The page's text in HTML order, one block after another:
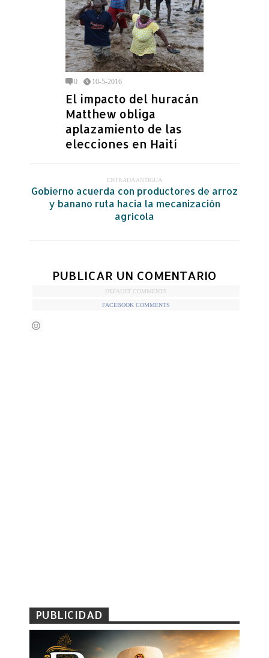
0 10-5-2016
El impacto del huracán
Matthew obliga
aplazamiento de las
elecciones en Haití
ENTRADA ANTIGUA
Gobierno acuerda con productores de arroz
y banano ruta hacia la mecanización
agrícola
PUBLICAR UN COMENTARIO
DEFAULT COMMENTS
FACEBOOK COMMENTS
PUBLICIDAD